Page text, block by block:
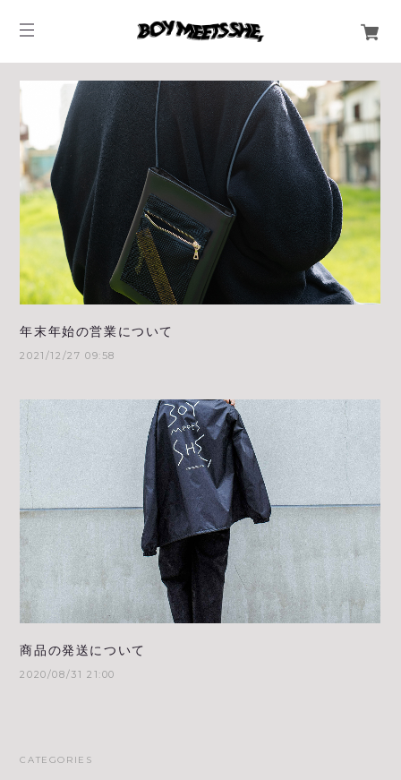
年末年始の営業について
2021/12/27 09:58
商品の発送について
2020/08/31 21:00
CATEGORIES